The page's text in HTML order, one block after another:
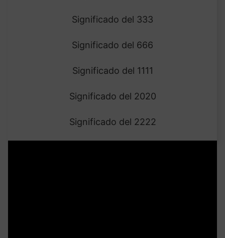
Significado del 333
Significado del 666
Significado del 1111
Significado del 2020
Significado del 2222